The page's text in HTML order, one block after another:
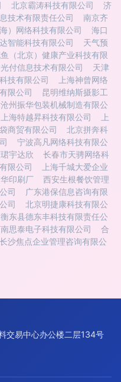
北京霸涛科技有限公司
济
技术有限责任公司
南京齐
）网络科技有限公司
海口
智能科技有限公司
天气预
（北京）健康产业科技有限
付信息技术有限公司
天津
技有限公司
上海神曾网络
限公司
昆明维纳斯摄影工
沧州振华包装机械制造有限公
上海特越昇科技有限公司
上
商贸有限公司
北京拼奔科
宁波高凡网络科技有限公
宇达欣
长春市天骋网络科
限公司
上海千城大爱企业
印刷厂
西安生根餐饮管理
司
广东港保信息咨询有限
司
北京明捷康科技有限公
衡东县德东丰科技有限责任公
思泰电子科技有限公司
合
长沙焦点企业管理咨询有限公
交易中心办公楼二层134号